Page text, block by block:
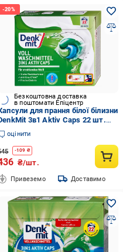
Безкоштовна доставка
в поштомати Епіцентр
для прання білої білизни
3в1 Aktiv Caps 22 шт.
15102025-727)
оцінити
-109 ₴
₴/шт.
Привеземо Доставимо